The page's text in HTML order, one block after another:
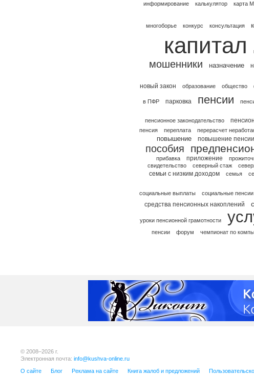
информирование калькулятор карта
многоборье конкурс консультация
капитал
мошенники назначение
новый закон образование общество
в ПФР парковка пенсии
пенсионное законодательство
пенсия переплата перерасчет
повышение повышение пенсии
пособия
прибавка
приложение
свидетельство
северный стаж
семьи с низким доходом семья
социальные выплаты социальные пенсии
средства пенсионных накоплений
уроки пенсионной грамотности
пенсии
форум чемпионат по
© 2008–2026 г.
Электронная почта: info@kushva-online.ru
О сайте
Блог Реклама на сайте Книга жалоб и предложений